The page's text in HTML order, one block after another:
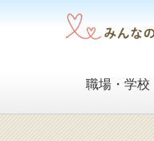
職場・学校